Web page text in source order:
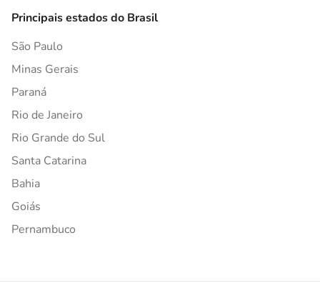
Principais estados do Brasil
São Paulo
Minas Gerais
Paraná
Rio de Janeiro
Rio Grande do Sul
Santa Catarina
Bahia
Goiás
Pernambuco